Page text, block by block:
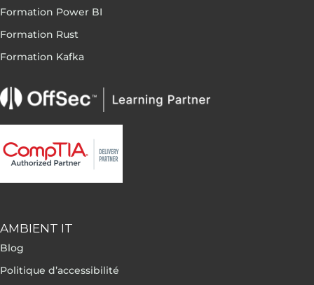
Formation Power BI
Formation Rust
Formation Kafka
AMBIENT IT
Blog
Politique d’accessibilité